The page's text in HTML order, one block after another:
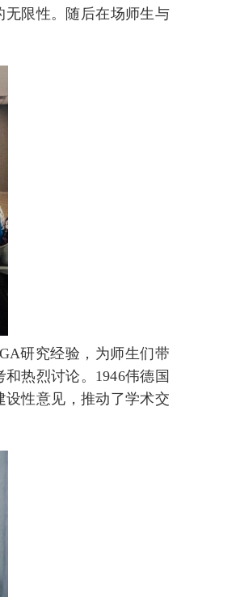
无限性。随后在场师生与
研究经验，为师生们带
热烈讨论。1946伟德国
性意见，推动了学术交